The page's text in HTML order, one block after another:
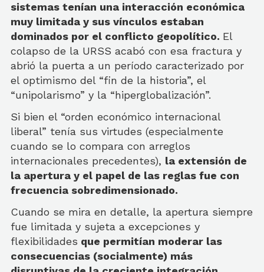
sistemas tenían una interacción económica
muy limitada y sus vínculos estaban
dominados por el conflicto geopolítico. El
colapso de la URSS acabó con esa fractura y
abrió la puerta a un período caracterizado por
el optimismo del “fin de la historia”, el
“unipolarismo” y la “hiperglobalización”.
Si bien el “orden económico internacional
liberal” tenía sus virtudes (especialmente
cuando se lo compara con arreglos
internacionales precedentes), la extensión de
la apertura y el papel de las reglas fue con
frecuencia sobredimensionado.
Cuando se mira en detalle, la apertura siempre
fue limitada y sujeta a excepciones y
flexibilidades que permitían moderar las
consecuencias (socialmente) más